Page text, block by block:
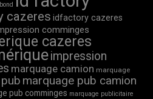
cazeres idfactory cazeres
comminges
cazeres
impression
marquage camion marquage
marquage pub camion
pub comminges marquage publicitaire